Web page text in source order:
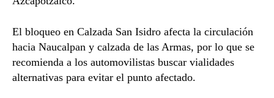
El bloqueo en Calzada San Isidro afecta la circulación
hacia Naucalpan y calzada de las Armas, por lo que se
recomienda a los automovilistas buscar vialidades
alternativas para evitar el punto afectado.